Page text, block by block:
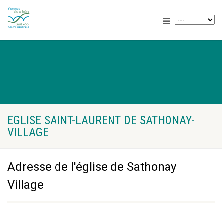
EGLISE SAINT-LAURENT DE SATHONAY-
VILLAGE
Adresse de l'église de Sathonay
Village